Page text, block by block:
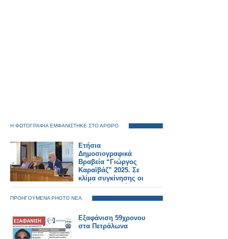
Η ΦΩΤΟΓΡΑΦΙΑ ΕΜΦΑΝΙΣΤΗΚΕ ΣΤΟ ΑΡΘΡΟ
Ετήσια
Δημοσιογραφικά
Βραβεία “Γιώργος
Καραϊβάζ” 2025. Σε
κλίμα συγκίνησης οι
πρώτες βραβεύσεις
δημοσιογράφων από
το SILVER ALERT
ΠΡΟΗΓΟΥΜΕΝΑ PHOTO ΝΕΑ
Εξαφάνιση 59χρονου
στα Πετράλωνα